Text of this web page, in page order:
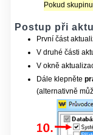
Pokud
Postup při
První část
V druhé části
V okně
Dále klepněte
(alternativně